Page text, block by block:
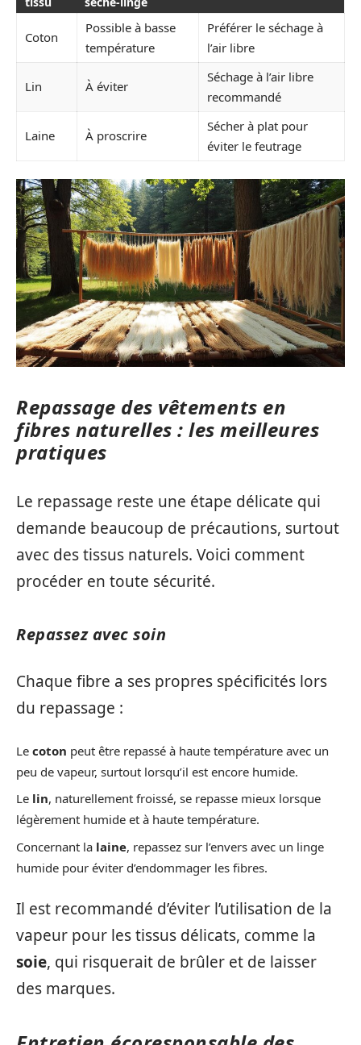
Coton
Possible à basse
température
Préférer le séchage à
l’air libre
Lin À éviter
Séchage à l’air libre
recommandé
Laine À proscrire
Sécher à plat pour
éviter le feutrage
Repassage des vêtements en
fibres naturelles : les meilleures
pratiques
Le repassage reste une étape délicate qui
demande beaucoup de précautions, surtout
avec des tissus naturels. Voici comment
procéder en toute sécurité.
Repassez avec soin
Chaque fibre a ses propres spécificités lors
du repassage :
Le coton peut être repassé à haute température avec un
peu de vapeur, surtout lorsqu’il est encore humide.
Le lin, naturellement froissé, se repasse mieux lorsque
légèrement humide et à haute température.
Concernant la laine, repassez sur l’envers avec un linge
humide pour éviter d’endommager les fibres.
Il est recommandé d’éviter l’utilisation de la
vapeur pour les tissus délicats, comme la
soie, qui risquerait de brûler et de laisser
des marques.